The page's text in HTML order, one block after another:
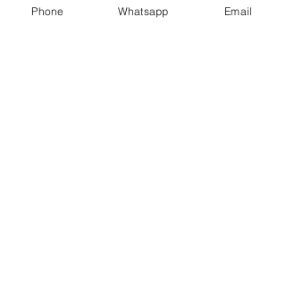
Gratuito
Phone Whatsapp Email